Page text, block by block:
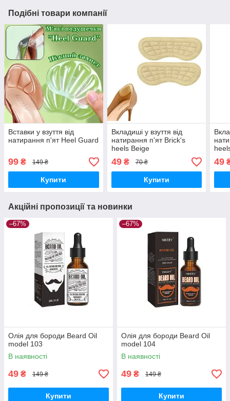
Подібні товари компанії
Вставки у взуття від
натирання п'ят Heel Guard
99 ₴ 149 ₴
Купити
Вкладиші у взуття від
натирання п'ят Brick's
heels Beige
49₴ 70 ₴
Купити
49
Акційні пропозиції та новинки
–67%
Олія для бороди Beard Oil
model 103
В наявності
49 ₴ 149 ₴
Купити
–67%
Олія для бороди Beard Oil
model 104
В наявності
49 ₴ 149 ₴
Купити